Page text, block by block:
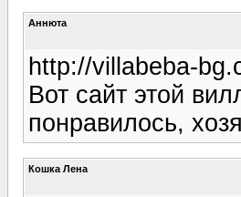
Аннюта
http://villabeba-
Вот сайт этой
понравилось,
Кошка Лена